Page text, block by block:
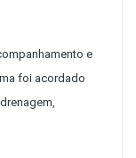
e
foi acordado